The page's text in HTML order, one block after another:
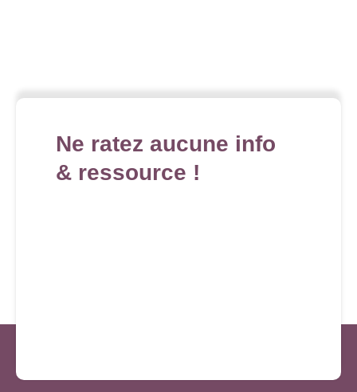
Ne ratez aucune info
& ressource !